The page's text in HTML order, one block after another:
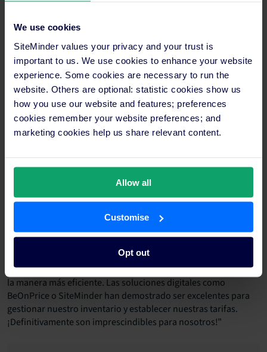
We use cookies
SiteMinder values your privacy and your trust is
important to us. We use cookies to enhance your website
experience. Some cookies are necessary to run the
website. Others are optional: statistic cookies show us
how you use our website and features; preferences
cookies remember your website preferences; and
marketing cookies help us share relevant content.
Allow all
Customise
Opt out
para crear estrategias eficientes de revenue management. A
actuales de la industria turística, los resultados de Via Augusta
hablan por sí mismos:
“Es difícil dar un número fijo de cuánto han
aumentado las reservas directas en un
período tan complejo, pero puedo
confirmar que hemos visto un crecimiento
Alba tiene consejos claros para aquellos que planean
implementar esta tecnología en sus propiedades: “Tenemos
que aprovechar cualquier herramienta que pueda ayudarnos a
agilizar nuestras tareas diarias y operar nuestros negocios de
la manera más eficiente. Las soluciones digitales como
BeOnPrice o SiteMinder han demostrado ser excelentes para
gestionar nuestro inventario y establecer nuestras tarifas.
¡Definitivamente son imprescindibles para nosotros!”